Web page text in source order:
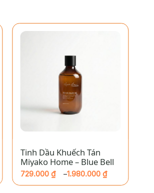
Tinh Dầu Khuếch Tán
Miyako Home – Blue Bell
729.000 ₫ –1.980.000 ₫
giá: